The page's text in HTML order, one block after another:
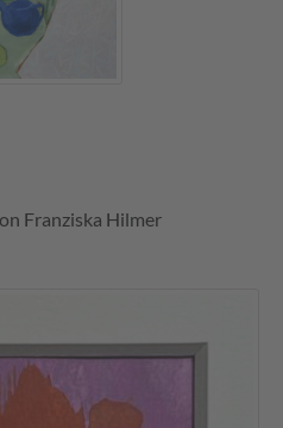
Franziska Hilmer